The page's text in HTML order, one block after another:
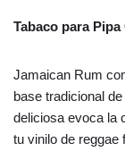
Tabaco para
Jamaican Rum
base tradicional
deliciosa evoca la
tu vinilo de reggae